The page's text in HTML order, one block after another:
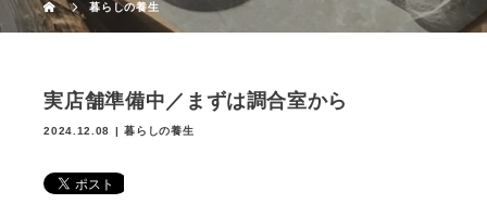
暮らしの養生
実店舗準備中／まずは調合室から
2024.12.08 暮らしの養生